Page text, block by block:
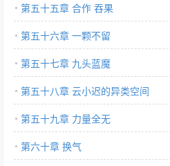
第五十五章 合作 吞果
第五十六章 一颗不留
第五十七章 九头蓝魔
第五十八章 云小迟的异类空间
第五十九章 力量全无
第六十章 换气